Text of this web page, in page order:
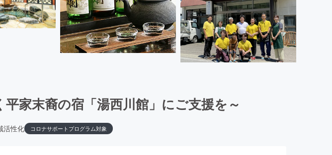
家末裔の宿「湯西川館」にご支援を～
活性化 コロナサポートプログラム対象